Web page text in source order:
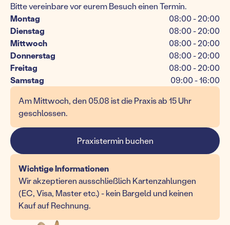
Bitte vereinbare vor eurem Besuch einen Termin.
Montag
08:00 - 20:00
Dienstag
08:00 - 20:00
Mittwoch
08:00 - 20:00
Donnerstag
08:00 - 20:00
Freitag
08:00 - 20:00
Samstag
09:00 - 16:00
Am Mittwoch, den 05.08 ist die Praxis ab 15 Uhr
geschlossen.
Praxistermin buchen
Wichtige Informationen
Wir akzeptieren ausschließlich Kartenzahlungen
(EC, Visa, Master etc.) - kein Bargeld und keinen
Kauf auf Rechnung.